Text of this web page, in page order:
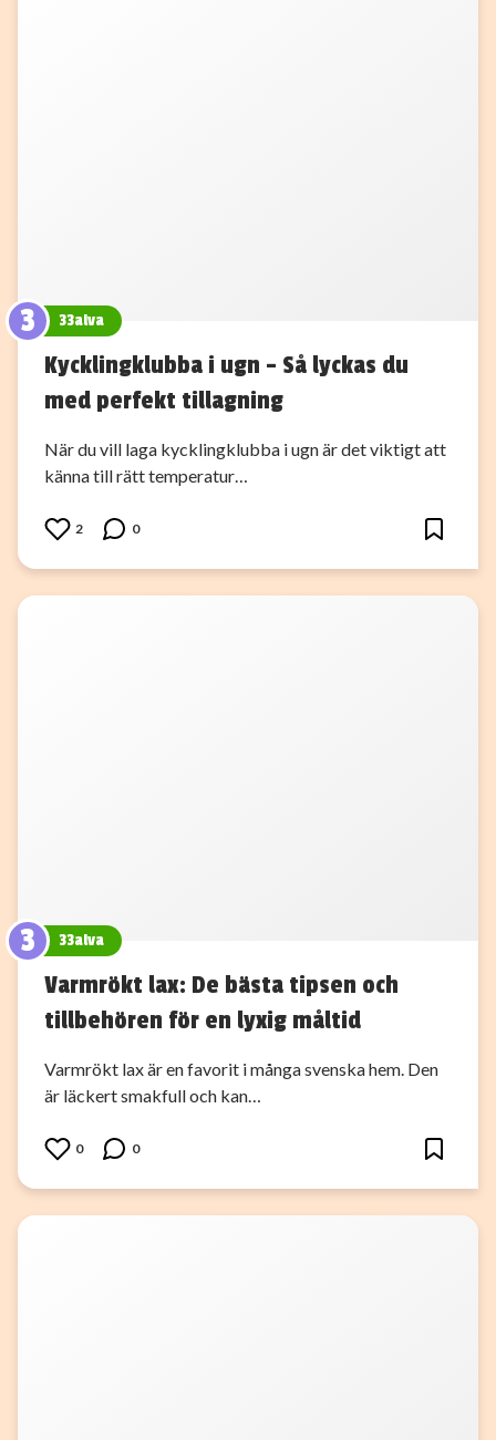
3 33alva
Kycklingklubba i ugn – Så lyckas du
med perfekt tillagning
När du vill laga kycklingklubba i ugn är det viktigt att
känna till rätt temperatur…
2 0
3 33alva
Varmrökt lax: De bästa tipsen och
tillbehören för en lyxig måltid
Varmrökt lax är en favorit i många svenska hem. Den
är läckert smakfull och kan…
0 0